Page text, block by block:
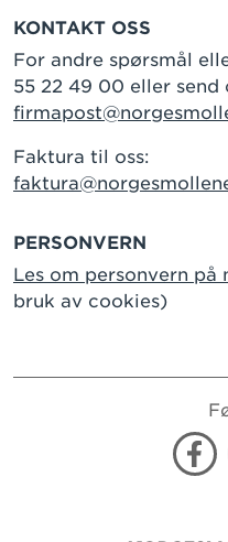
KONTAKT OSS
For andre spørsmål
55 22 49 00 eller send
Faktura til oss:
PERSONVERN
Les om personvern på
bruk av cookies)